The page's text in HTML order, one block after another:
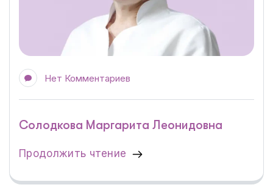
Нет Комментариев
Солодкова Маргарита Леонидовна
Продолжить чтение